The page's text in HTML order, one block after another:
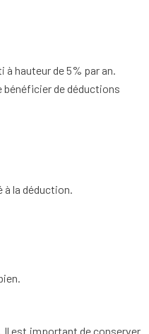
à hauteur de 5% par an.
de déductions
la déduction.
Il est important de conserver